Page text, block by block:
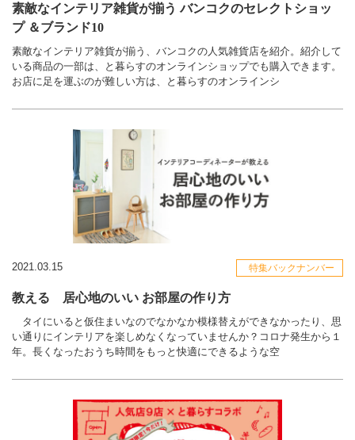
素敵なインテリア雑貨が揃う バンコクのセレクトショッ
プ ＆ブランド10
素敵なインテリア雑貨が揃う、バンコクの人気雑貨店を紹介。紹介して
いる商品の一部は、と暮らすのオンラインショップでも購入できます。
お店に足を運ぶのが難しい方は、と暮らすのオンラインシ
2021.03.15 特集バックナンバー
教える 居心地のいい お部屋の作り方
タイにいると仮住まいなのでなかなか模様替えができなかったり、思
い通りにインテリアを楽しめなくなっていませんか？コロナ発生から１
年。長くなったおうち時間をもっと快適にできるような空